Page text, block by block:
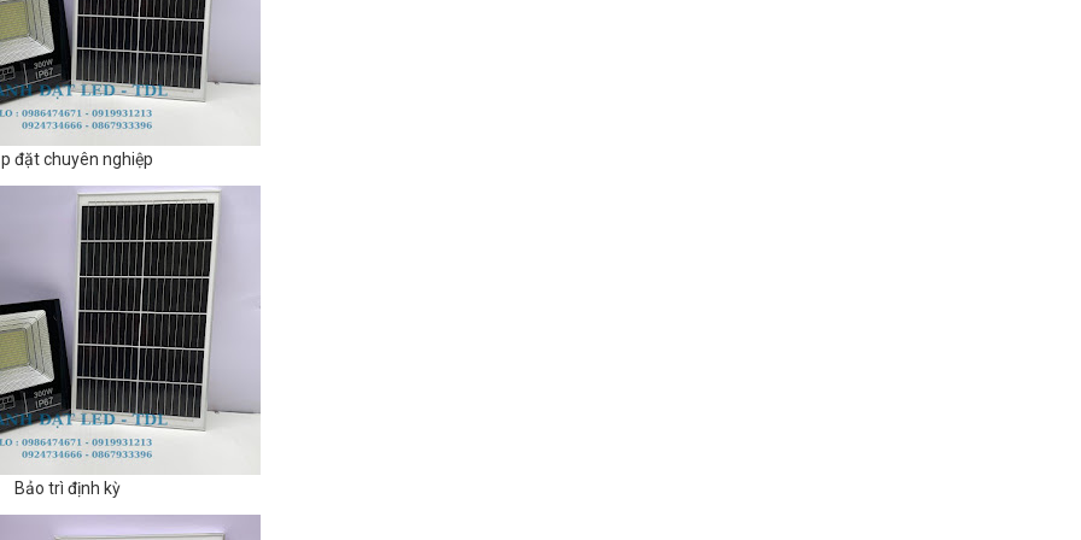
đặt chuyên nghiệp
Bảo trì định kỳ